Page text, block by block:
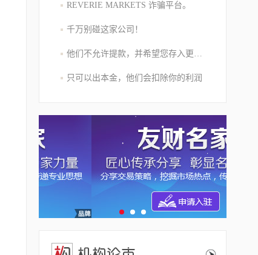
REVERIE MARKETS 诈骗平台。
千万别碰这家公司！
他们不允许提款，并希望您存入更多的资金
只可以出本金，他们会扣除你的利润